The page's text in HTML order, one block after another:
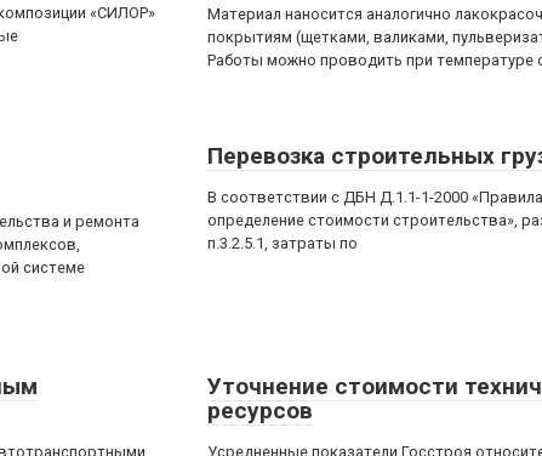
«СИЛОР»
Материал наносится аналогично
покрытиям (щетками, валиками,
Работы можно проводить при температуре
и ремонта
системе
Перевозка строительных
В соответствии с ДБН Д.1.1-1-2000 «Правила
определение стоимости строительства»,
п.3.2.5.1, затраты по
Уточнение стоимости
ресурсов
Усредненные показатели Госстроя